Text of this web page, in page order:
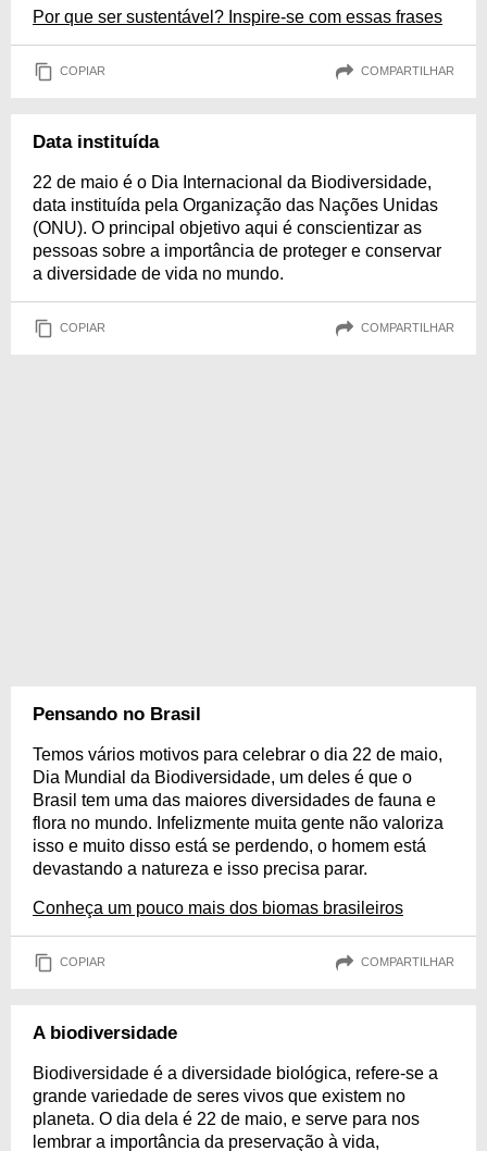
Por que ser sustentável? Inspire-se com essas frases
COPIAR COMPARTILHAR
Data instituída
22 de maio é o Dia Internacional da Biodiversidade,
data instituída pela Organização das Nações Unidas
(ONU). O principal objetivo aqui é conscientizar as
pessoas sobre a importância de proteger e conservar
a diversidade de vida no mundo.
COPIAR COMPARTILHAR
Pensando no Brasil
Temos vários motivos para celebrar o dia 22 de maio,
Dia Mundial da Biodiversidade, um deles é que o
Brasil tem uma das maiores diversidades de fauna e
flora no mundo. Infelizmente muita gente não valoriza
isso e muito disso está se perdendo, o homem está
devastando a natureza e isso precisa parar.
Conheça um pouco mais dos biomas brasileiros
COPIAR COMPARTILHAR
A biodiversidade
Biodiversidade é a diversidade biológica, refere-se a
grande variedade de seres vivos que existem no
planeta. O dia dela é 22 de maio, e serve para nos
lembrar a importância da preservação à vida,